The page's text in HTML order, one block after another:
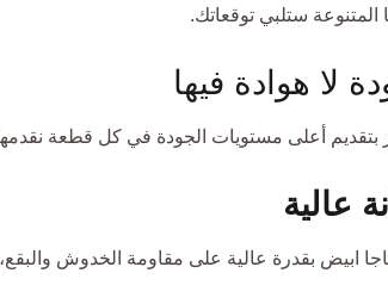
المتنوعة ستلبي توقعاتك.
أعلى مستويات الجودة في كل قطعة نقدمها.
عالية
ابيض بقدرة عالية على مقاومة الخدوش